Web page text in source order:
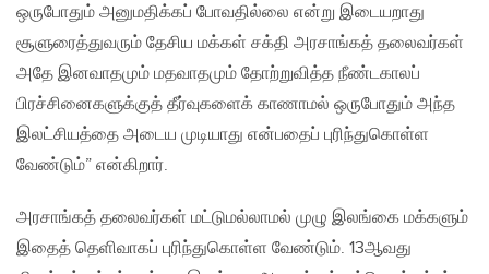
ஒருபோதும் அனுமதிக்கப் போவதில்லை என்று இடையறாது
சூளுரைத்துவரும் தேசிய மக்கள் சக்தி அரசாங்கத் தலைவர்கள்
அதே இனவாதமும் மதவாதமும் தோற்றுவித்த நீண்டகாலப்
பிரச்சினைகளுக்குத் தீர்வுகளைக் காணாமல் ஒருபோதும் அந்த
இலட்சியத்தை அடைய முடியாது என்பதைப் புரிந்துகொள்ள
வேண்டும்” என்கிறார்.
அரசாங்கத் தலைவர்கள் மட்டுமல்லாமல் முழு இலங்கை மக்களும்
இதைத் தெளிவாகப் புரிந்துகொள்ள வேண்டும். 13ஆவது